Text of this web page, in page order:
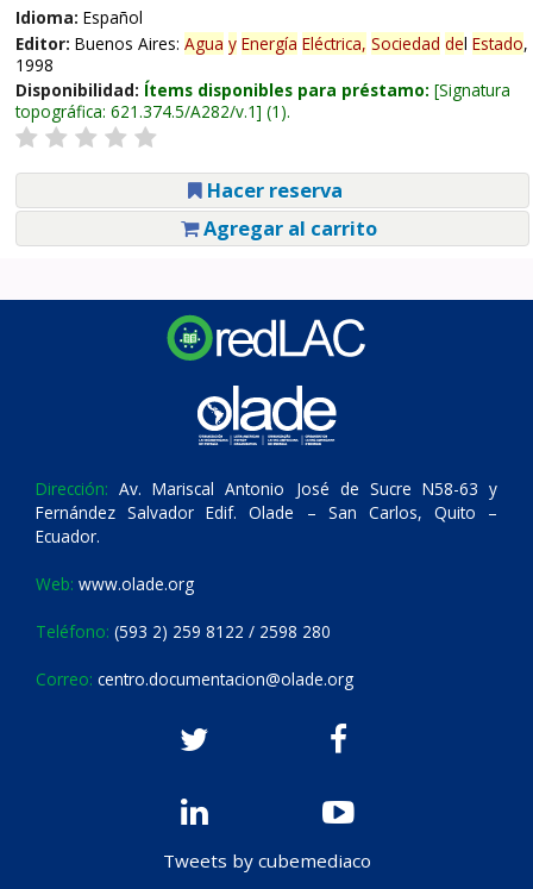
Idioma: Español
Editor: Buenos Aires: Agua y Energía Eléctrica, Sociedad del Estado,
1998
Disponibilidad: Ítems disponibles para préstamo: Signatura
topográfica: 621.374.5/A282/v.1 (1).
Hacer reserva
Agregar al carrito
Dirección: Av. Mariscal Antonio José de Sucre N58-63 y
Fernández Salvador Edif. Olade – San Carlos, Quito –
Ecuador.
Web: www.olade.org
Teléfono: (593 2) 259 8122 / 2598 280
Correo: centro.documentacion@olade.org
Tweets by cubemediaco